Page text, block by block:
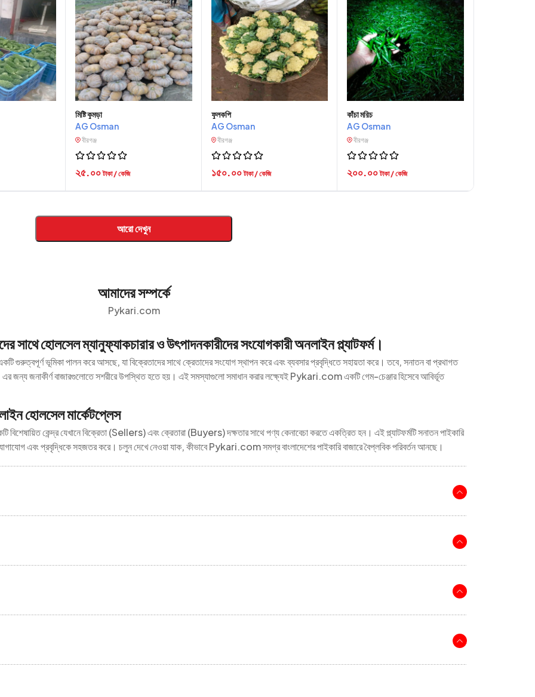
মিষ্টি কুমড়া
AG Osman
বীরগঞ্জ
২৫.০০টাকা / কেজি
ফুলকপি
AG Osman
বীরগঞ্জ
১৫০.০০টাকা / কেজি
কাঁচা মরিচ
AG Osman
বীরগঞ্জ
২০০.০০টাকা / কেজি
আরো দেখুন
আমাদের সম্পর্কে
Pykari.com
সাথে হোলসেল ম্যানুফ্যাকচারার ও উৎপাদনকারীদের সংযোগকারী অনলাইন প্ল্যাটফর্ম।
একটি গুরুত্বপূর্ণ ভূমিকা পালন করে আসছে, যা বিক্রেতাদের সাথে ক্রেতাদের সংযোগ স্থাপন করে এবং ব্যবসার প্রবৃদ্ধিতে সহায়তা করে। তবে, সনাতন বা প্রথাগত
এর জন্য জনাকীর্ণ বাজারগুলোতে সশরীরে উপস্থিত হতে হয়। এই সমস্যাগুলো সমাধান করার লক্ষ্যেই Pykari.com একটি গেম-চেঞ্জার হিসেবে আবির্ভূত
হোলসেল মার্কেটপ্লেস
কেন্দ্র যেখানে বিক্রেতা (Sellers) এবং ক্রেতারা (Buyers) দক্ষতার সাথে পণ্য কেনাবেচা করতে একত্রিত হন। এই প্ল্যাটফর্মটি সনাতন পাইকারি
এবং প্রবৃদ্ধিকে সহজতর করে। চলুন দেখে নেওয়া যাক, কীভাবে Pykari.com সমগ্র বাংলাদেশের পাইকারি বাজারে বৈপ্লবিক পরিবর্তন আনছে।